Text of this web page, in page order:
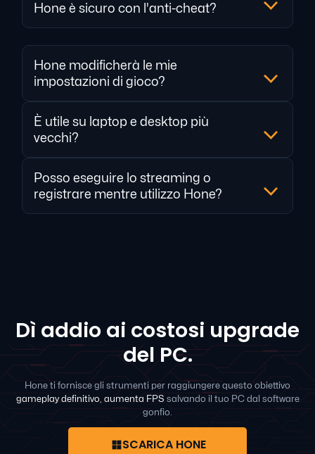
Hone è sicuro con l'anti-cheat?
Hone modificherà le mie
impostazioni di gioco?
È utile su laptop e desktop più
vecchi?
Posso eseguire lo streaming o
registrare mentre utilizzo Hone?
Dì addio ai costosi upgrade
del PC.
Hone ti fornisce gli strumenti per raggiungere questo obiettivo
gameplay definitivo, aumenta FPS salvando il tuo PC dal software
gonfio.
SCARICA HONE